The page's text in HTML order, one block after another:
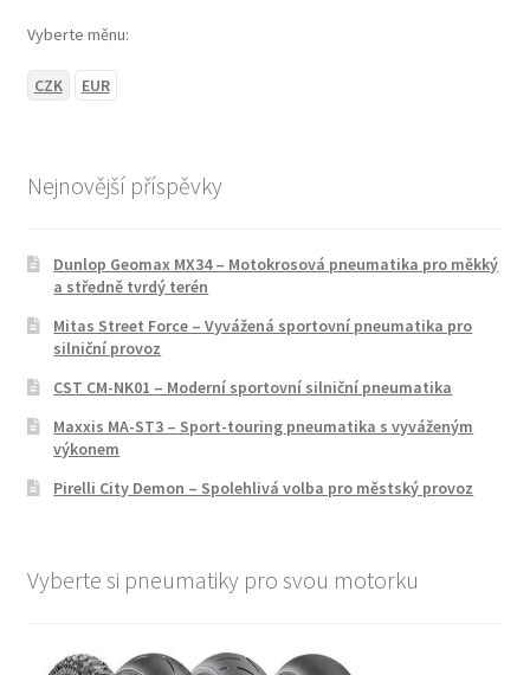
Vyberte měnu:
CZK EUR
Nejnovější příspěvky
Dunlop Geomax MX34 – Motokrosová pneumatika pro měkký
a středně tvrdý terén
Mitas Street Force – Vyvážená sportovní pneumatika pro
silniční provoz
CST CM-NK01 – Moderní sportovní silniční pneumatika
Maxxis MA-ST3 – Sport-touring pneumatika s vyváženým
výkonem
Pirelli City Demon – Spolehlivá volba pro městský provoz
Vyberte si pneumatiky pro svou motorku